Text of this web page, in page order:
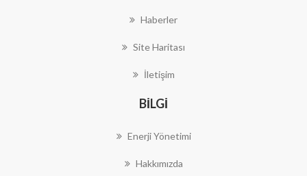
Haberler
Site Haritası
İletişim
BILGI
Enerji Yönetimi
Hakkımızda